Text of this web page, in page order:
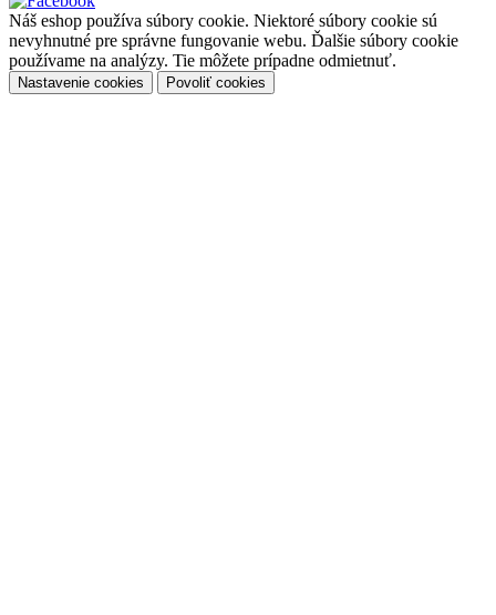
Náš eshop používa súbory cookie. Niektoré súbory cookie sú
nevyhnutné pre správne fungovanie webu. Ďalšie súbory cookie
používame na analýzy. Tie môžete prípadne odmietnuť.
Nastavenie cookies Povoliť cookies